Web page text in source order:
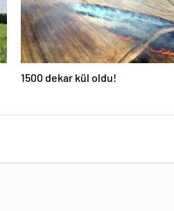
1500 dekar kül oldu!